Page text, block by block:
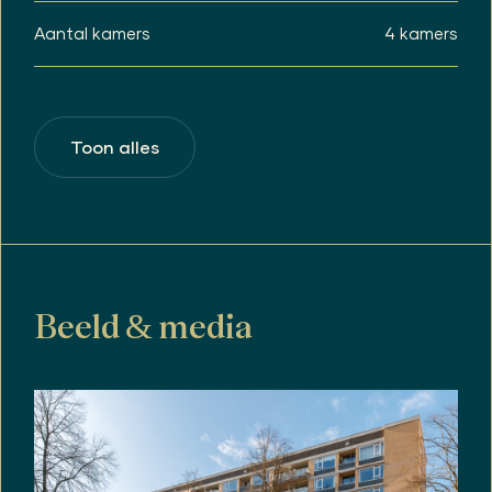
• Notaris ter keuze verkoper: Van Grafhorst
notarissen te Utrecht.
De koopovereenkomst zal worden voorzien van
het BBMI-artikel, de ouderdomsclausule, het niet-
zelfbewoningsartikel en het asbestartikel.
verschillende meetuitkomsten niet volledig uit,
door bijvoorbeeld interpretatieverschillen,
de meting
Ouderdomsclausule: In de koopakte zal de
volgende ouderdomsclausule worden opgenomen:
Het is koper bekend dat de onroerende zaak meer
Aantal kamers 4 kamers
Toon alles
Beeld & media